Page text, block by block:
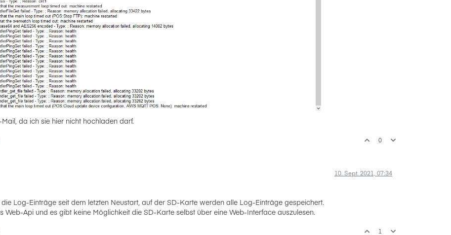
da ich sie hier nicht hochladen darf.
0
10. Sept. 2021, 07:34
Log-Einträge seit dem letzten Neustart, auf der SD-Karte werden alle Log-Einträge gespeichert.
Web-Api und es gibt keine Möglichkeit die SD-Karte selbst über eine Web-Interface auszulesen.
1